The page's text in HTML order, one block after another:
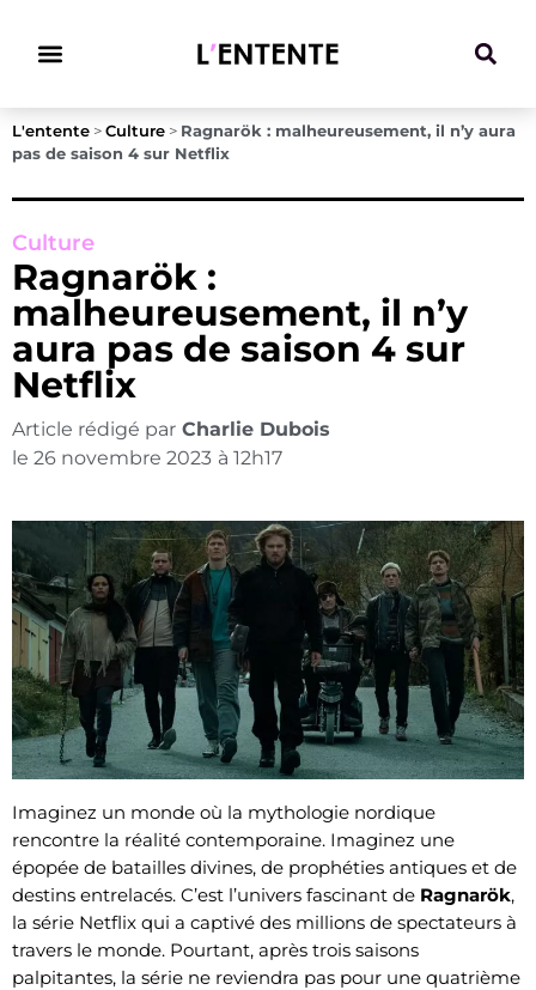
L'entente > Culture > Ragnarök : malheureusement, il n’y aura
pas de saison 4 sur Netflix
Culture
Ragnarök :
malheureusement, il n’y
aura pas de saison 4 sur
Netflix
Article rédigé par Charlie Dubois
le 26 novembre 2023 à 12h17
Imaginez un monde où la mythologie nordique
rencontre la réalité contemporaine. Imaginez une
épopée de batailles divines, de prophéties antiques et de
destins entrelacés. C’est l’univers fascinant de Ragnarök,
la série Netflix qui a captivé des millions de spectateurs à
travers le monde. Pourtant, après trois saisons
palpitantes, la série ne reviendra pas pour une quatrième